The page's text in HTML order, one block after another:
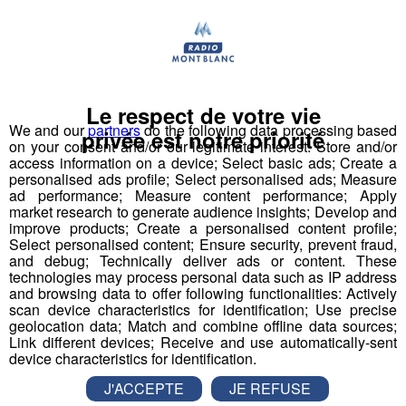
Actualités Régionales 13h03
Actualités Régionales 12h03
29.07.2026 Actualités Régionales 09h33 2'19"
29.07.2026 Actualités Régionales 09h04 3'05"
29.07.2026 Actualités Régionales 08h34 2'24"
29.07.2026 Actualités Régionales 08h04 3'06"
29.07.2026 Actualités Régionales 07h33 2'06"
29.07.2026 Actualités Régionales 07h04 3'04"
28.07.2026 Actualités Régionales 13h02 2'02"
Actualités Régionales 12h02
Sallanches : un homme de 70 ans
meurt intoxiqué au monoxyde de
carbone
Un homme de 70 ans est décédé, hier, à son domicile
du centre-ville de Sallanches, intoxiqué par du
monoxyde de carbone. Tous les ans en France, 5
000 personnes sont intoxiquées au monoxyde de
We and ourpartnersdo the following data processing based
on your consent and/or our legitimate interest: Store and/or
access information on a device; Select basic ads; Create a
personalised ads profile; Select personalised ads; Measure
ad performance; Measure content performance; Apply
market research to generate audience insights; Develop and
improve products; Create a personalised content profile;
Select personalised content; Ensure security, prevent fraud,
and debug; Technically deliver ads or content. These
technologies may process personal data such as IP address
and browsing data to offer following functionalities: Actively
scan device characteristics for identification; Use precise
geolocation data; Match and combine offline data sources;
Link different devices; Receive and use automatically-sent
device characteristics for identification.
Le respect de votre vie
privée est notre priorité
J'ACCEPTE
JE REFUSE